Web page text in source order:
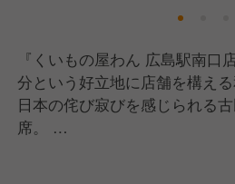
『くいもの屋わん 広島駅南口
分という好立地に店舗を構える
日本の侘び寂びを感じられる
席。
段の飲み会から大型宴会、女